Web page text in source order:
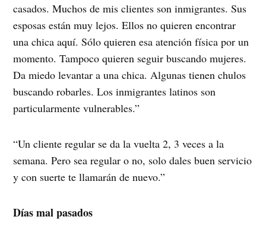
casados. Muchos de mis clientes son inmigrantes. Sus
esposas están muy lejos. Ellos no quieren encontrar
una chica aquí. Sólo quieren esa atención física por un
momento. Tampoco quieren seguir buscando mujeres.
Da miedo levantar a una chica. Algunas tienen chulos
buscando robarles. Los inmigrantes latinos son
particularmente vulnerables.”
“Un cliente regular se da la vuelta 2, 3 veces a la
semana. Pero sea regular o no, solo dales buen servicio
y con suerte te llamarán de nuevo.”
Días mal pasados